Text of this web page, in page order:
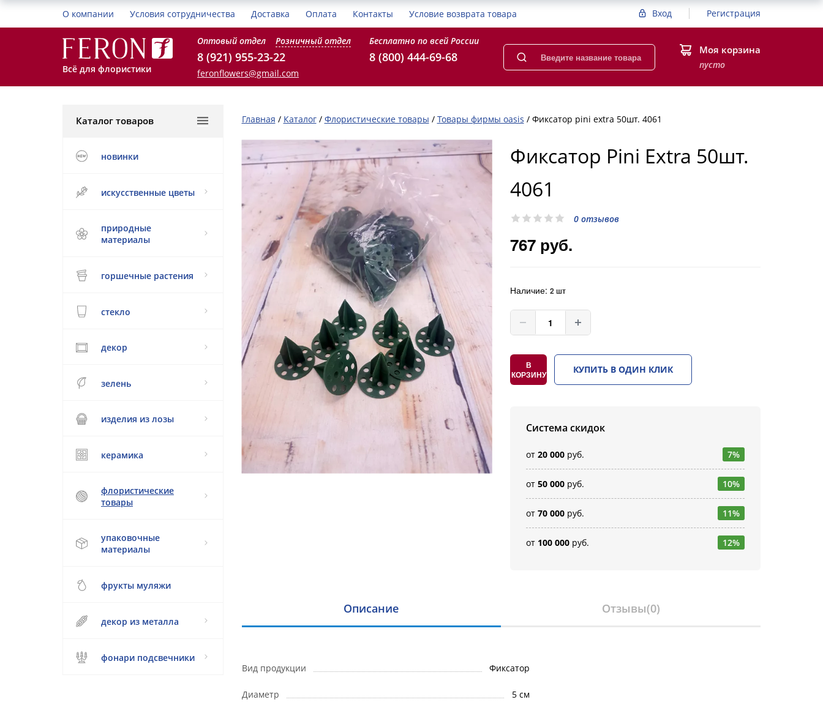
О компании Условия сотрудничества Доставка Оплата Контакты Условие возврата товара Вход Регистрация
Всё для флористики
Оптовый отдел Розничный отдел
8 (921) 955-23-22
feronflowers@gmail.com
Бесплатно по всей России
8 (800) 444-69-68 Моя корзина
пусто
Каталог товаров
новинки
искусственные цветы
природные
материалы
горшечные растения
стекло
декор
зелень
изделия из лозы
керамика
флористические
товары
упаковочные
материалы
фрукты муляжи
декор из металла
фонари подсвечники
Главная / Каталог / Флористические товары / Товары фирмы oasis / Фиксатор pini extra 50шт. 4061
Фиксатор Pini Extra 50шт.
4061
0 отзывов
767 руб.
Наличие:2 шт
В
КОРЗИНУ
КУПИТЬ В ОДИН КЛИК
Система скидок
от20 000 руб. 7%
от50 000 руб. 10%
от70 000 руб. 11%
от 100 000 руб. 12%
Описание Отзывы(0)
Вид продукции Фиксатор
Диаметр 5 см